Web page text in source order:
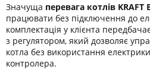
Значуща перевага котлів KRAFT
працювати без підключення до
комплектація у клієнта
з регулятором, який дозволяє
котла без використання
контролера.